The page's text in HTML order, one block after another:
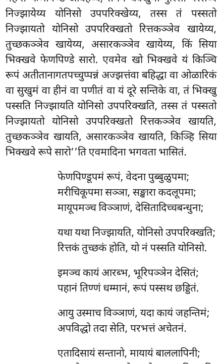
निज्झायेय्य योनिसो उपपरिक्खेय्य, तस्स तं पस्सतो
निज्झायतो योनिसो उपपरिक्खतो रित्तकञ्ञेव खायेय्य,
तुच्छकञ्ञेव खायेय्य, असारकञ्ञेव खायेय्य, किं सिया
भिक्खवे फेणपिण्डे सारो. एवमेव खो भिक्खवे यं किञ्चि
रूपं अतीतानागतपच्चुप्पन्नं अज्झत्तंवा बहिद्धा वा ओळारिकं
वा सुखुमं वा हीनं वा पणीतं वा यं दूरे सन्तिके वा, तं भिक्खु
पस्सति निज्झायति योनिसो उपपरिक्खति, तस्स तं पस्सतो
निज्झायतो योनिसो उपपरिक्खतो रित्तकञ्ञेव खायति,
तुच्छकञ्ञेव खायति, असारकञ्ञेव खायति, किञ्हि सिया
भिक्खवे रूपे सारो’’ति एवमादिना भगवता भासितं.
फेणपिण्डूपमंरूपं, वेदना पुब्बुळुपमा;
मरीचिकूपमा सञ्ञा, सङ्खारा कदलूपमा;
मायूपमञ्च विञ्ञाणं, देसितादिच्चबन्धुना;
यथा यथा निज्झायति, योनिसो उपपरिक्खति;
रित्तकं तुच्छकं होति, यो नं पस्सति योनिसो.
इमञ्चकायं आरब्भ, भूरिपञ्ञेन देसितं;
पहानं तिण्णं धम्मानं, रूपं पस्सथ छड्डितं.
आयु उस्माच विञ्ञाणं, यदा कायं जहन्तिमं;
अपविद्धो तदा सेति, परभत्तं अचेतनं.
एतादिसायं सन्तानो, मायायं बाललापिनी;